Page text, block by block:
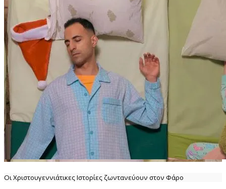
Οι Χριστουγεννιάτικες Ιστορίες ζωντανεύουν στον Φάρο